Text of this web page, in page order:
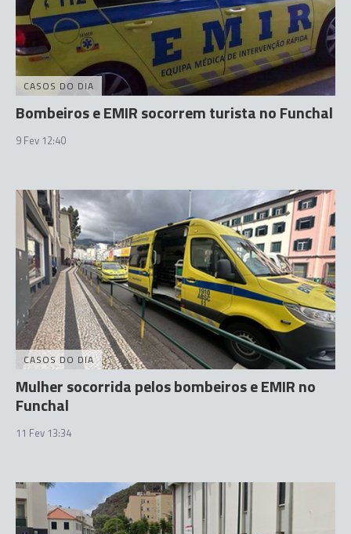
CASOS DO DIA
Bombeiros e EMIR socorrem turista no Funchal
9 Fev 12:40
CASOS DO DIA
Mulher socorrida pelos bombeiros e EMIR no
Funchal
11 Fev 13:34